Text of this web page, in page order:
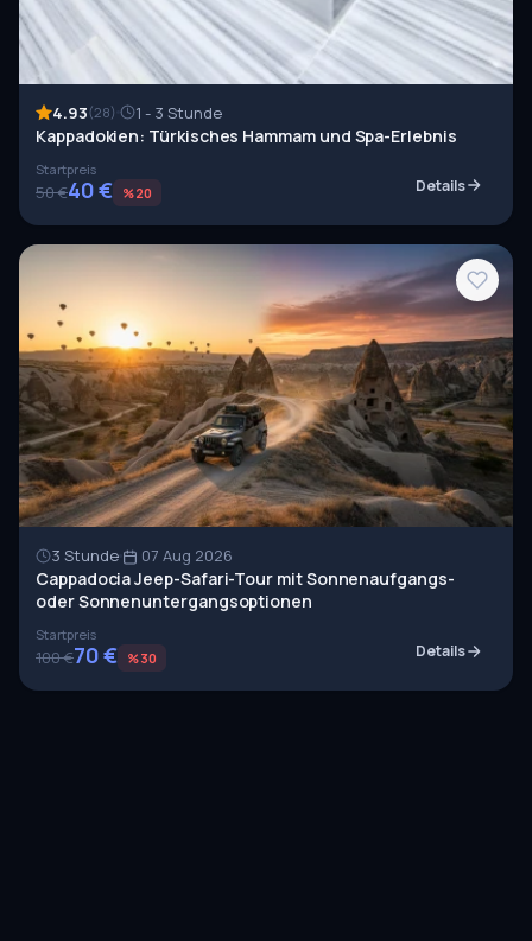
4.93(28) 1 - 3 Stunde
Kappadokien: Türkisches Hammam und Spa-Erlebnis
Startpreis
50 €40 € %20 Details
3 Stunde 07 Aug 2026
Cappadocia Jeep-Safari-Tour mit Sonnenaufgangs-
oder Sonnenuntergangsoptionen
Startpreis
100 €70 € %30 Details